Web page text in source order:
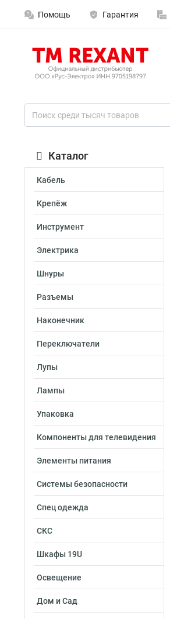
Помощь Гарантия
Каталог
Кабель
Крепёж
Инструмент
Электрика
Шнуры
Разъемы
Наконечник
Переключатели
Лупы
Лампы
Упаковка
Компоненты для телевидения
Элементы питания
Системы безопасности
Спец одежда
СКС
Шкафы 19U
Освещение
Дом и Сад